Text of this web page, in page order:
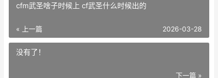
cfm武圣啥子时候上 cf武圣什么时候出的
« 上一篇 2026-03-28
没有了！
下一篇 »